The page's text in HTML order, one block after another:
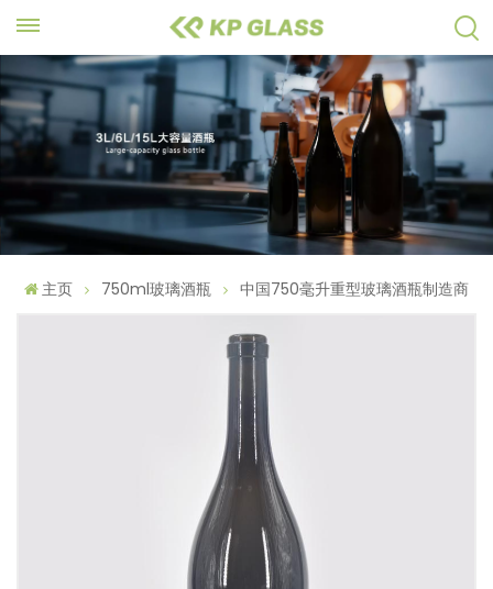
主页 750ml玻璃酒瓶 中国750毫升重型玻璃酒瓶制造商